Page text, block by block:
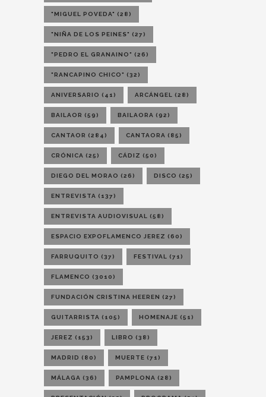
"MIGUEL POVEDA" (28)
"NIÑA DE LOS PEINES" (27)
"PEDRO EL GRANAINO" (26)
"RANCAPINO CHICO" (32)
ANIVERSARIO (41) ARCÁNGEL (28)
BAILAOR (59) BAILAORA (92)
CANTAOR (284) CANTAORA (85)
CRÓNICA (25) CÁDIZ (50)
DIEGO DEL MORAO (26) DISCO (25)
ENTREVISTA (137)
ENTREVISTA AUDIOVISUAL (58)
ESPACIO EXPOFLAMENCO JEREZ (60)
FARRUQUITO (37) FESTIVAL (71)
FLAMENCO (3010)
FUNDACIÓN CRISTINA HEEREN (27)
GUITARRISTA (105) HOMENAJE (51)
JEREZ (153) LIBRO (38)
MADRID (80) MUERTE (71)
MÁLAGA (36) PAMPLONA (28)